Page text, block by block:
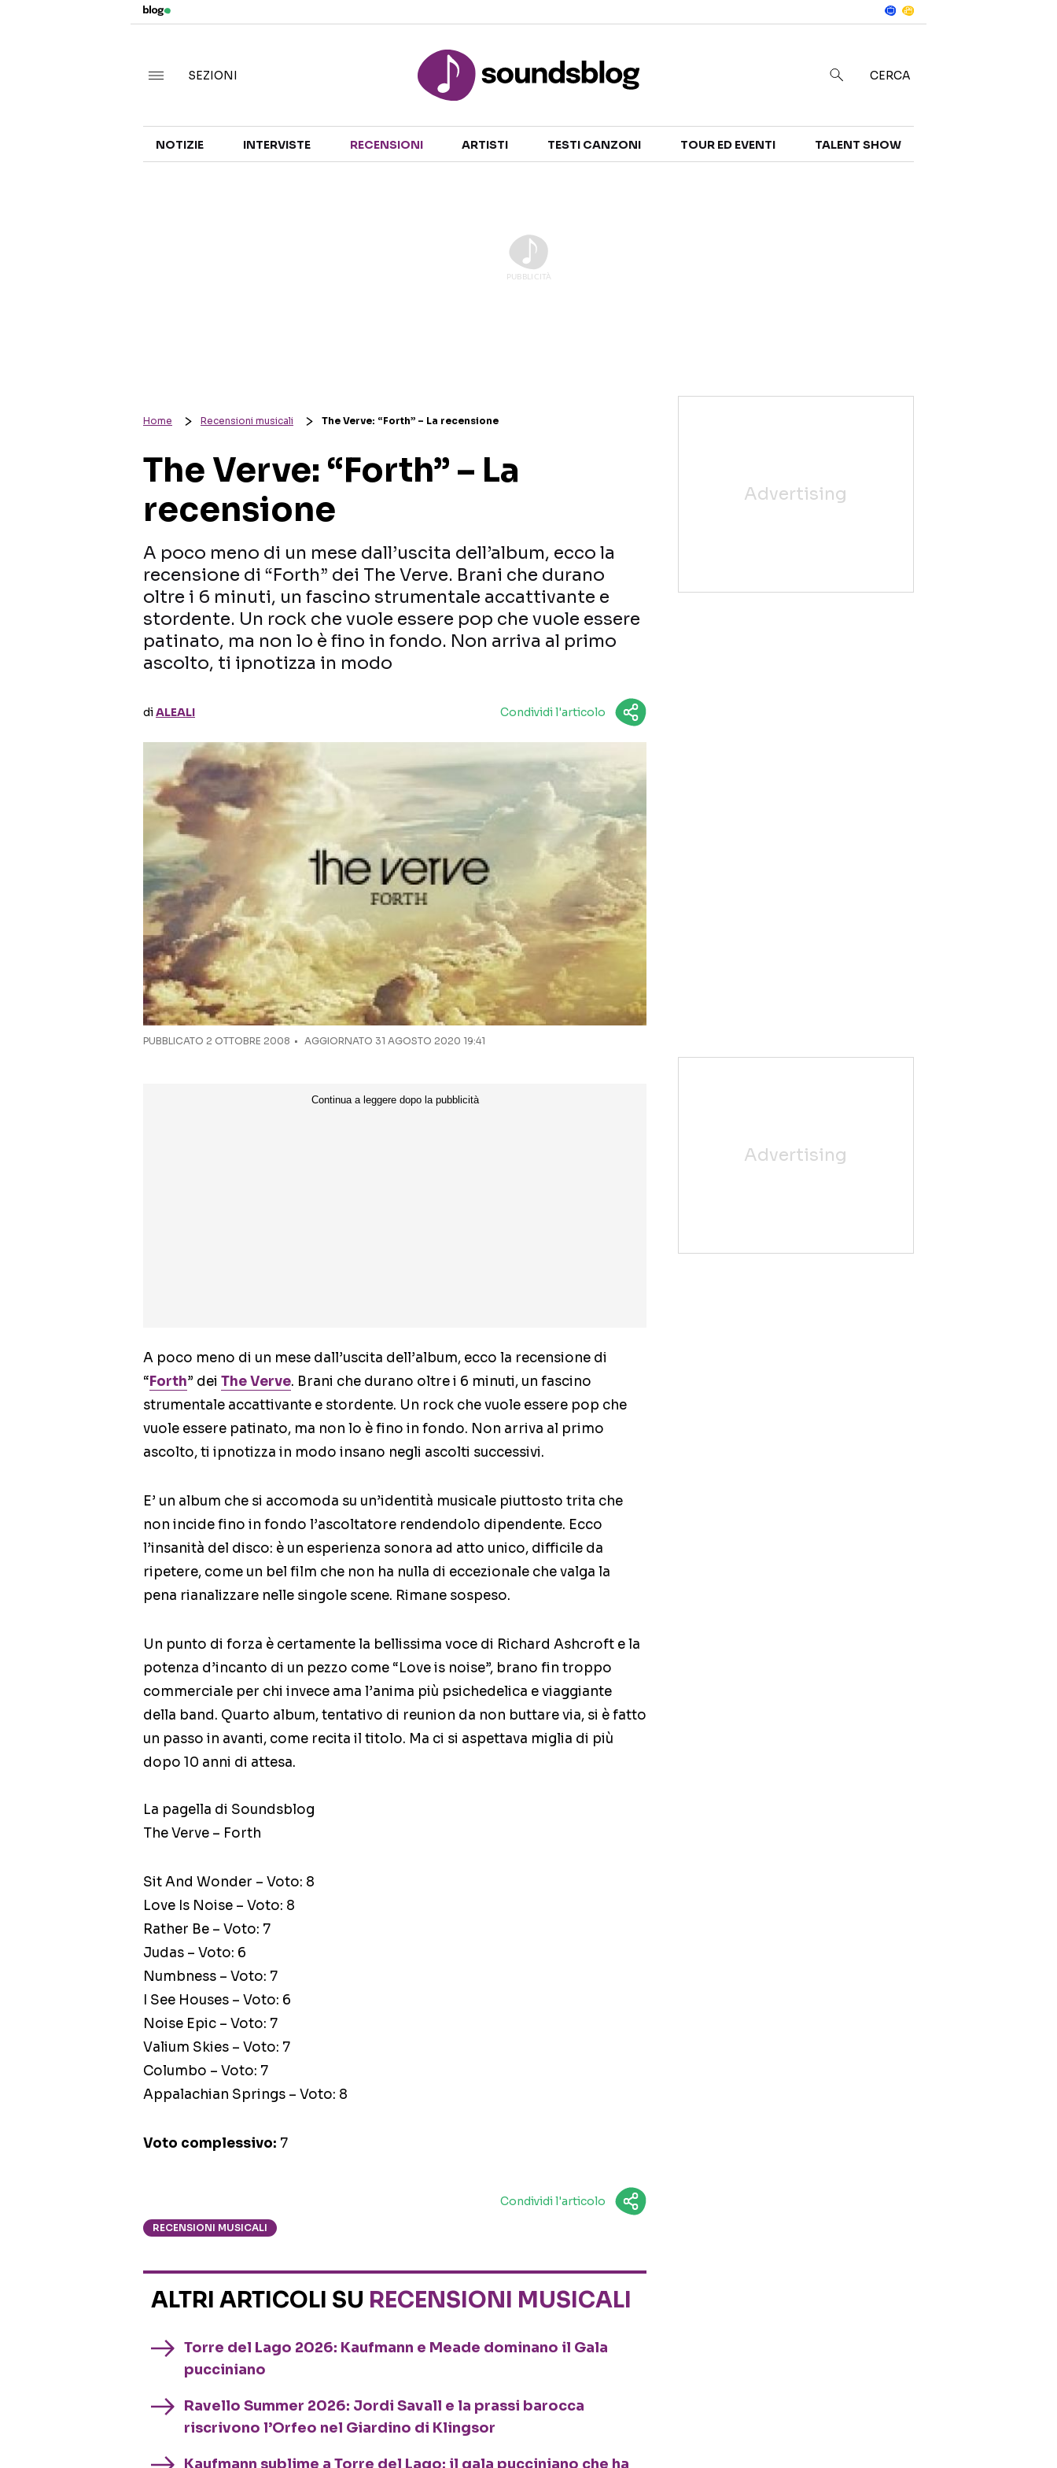
TALENT SHOW
SEZIONI CERCA
NOTIZIE INTERVISTE RECENSIONI ARTISTI TESTI CANZONI TOUR ED EVENTI TALENT SHOW
Home Recensioni musicali The Verve: “Forth” – La recensione
The Verve: “Forth” – La
recensione
A poco meno di un mese dall’uscita dell’album, ecco la
recensione di “Forth” dei The Verve. Brani che durano
oltre i 6 minuti, un fascino strumentale accattivante e
stordente. Un rock che vuole essere pop che vuole essere
patinato, ma non lo è fino in fondo. Non arriva al primo
ascolto, ti ipnotizza in modo
diALEALI Condividi l'articolo
PUBBLICATO 2 OTTOBRE 2008 AGGIORNATO 31 AGOSTO 2020 19:41
A poco meno di un mese dall’uscita dell’album, ecco la recensione di
“Forth” dei The Verve. Brani che durano oltre i 6 minuti, un fascino
strumentale accattivante e stordente. Un rock che vuole essere pop che
vuole essere patinato, ma non lo è fino in fondo. Non arriva al primo
ascolto, ti ipnotizza in modo insano negli ascolti successivi.
E’ un album che si accomoda su un’identità musicale piuttosto trita che
non incide fino in fondo l’ascoltatore rendendolo dipendente. Ecco
l’insanità del disco: è un esperienza sonora ad atto unico, difficile da
ripetere, come un bel film che non ha nulla di eccezionale che valga la
pena rianalizzare nelle singole scene. Rimane sospeso.
Un punto di forza è certamente la bellissima voce di Richard Ashcroft e la
potenza d’incanto di un pezzo come “Love is noise”, brano fin troppo
commerciale per chi invece ama l’anima più psichedelica e viaggiante
della band. Quarto album, tentativo di reunion da non buttare via, si è fatto
un passo in avanti, come recita il titolo. Ma ci si aspettava miglia di più
dopo 10 anni di attesa.
La pagella di Soundsblog
The Verve – Forth
Sit And Wonder – Voto: 8
Love Is Noise – Voto: 8
Rather Be – Voto: 7
Judas – Voto: 6
Numbness – Voto: 7
I See Houses – Voto: 6
Noise Epic – Voto: 7
Valium Skies – Voto: 7
Columbo – Voto: 7
Appalachian Springs – Voto: 8
Voto complessivo: 7
Condividi l'articolo
RECENSIONI MUSICALI
ALTRI ARTICOLI SU RECENSIONI MUSICALI
Torre del Lago 2026: Kaufmann e Meade dominano il Gala
pucciniano
Ravello Summer 2026: Jordi Savall e la prassi barocca
riscrivono l’Orfeo nel Giardino di Klingsor
Kaufmann sublime a Torre del Lago: il gala pucciniano che ha